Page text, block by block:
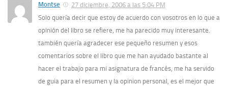
Montse
27 diciembre, 2006 a las 5:04 PM
Solo quería decir que estoy de acuerdo con vosotros en lo que a
opinión del libro se refiere, me ha parecido muy interesante.
también quería agradecer ese pequeño resumen y esos
comentarios sobre el libro que me han ayudado bastante al
hacer el trabajo para mi asignatura de francés, me ha servido
de guia para el resumen y la opinion personal, es el mejor que